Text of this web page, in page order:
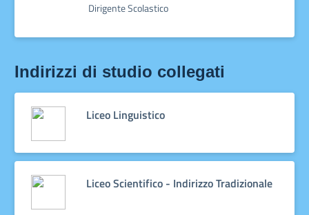
Dirigente Scolastico
Indirizzi di studio collegati
Liceo Linguistico
Liceo Scientifico - Indirizzo Tradizionale